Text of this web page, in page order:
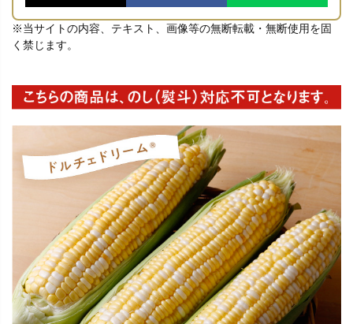
※当サイトの内容、テキスト、画像等の無断転載・無断使用を固
く禁じます。